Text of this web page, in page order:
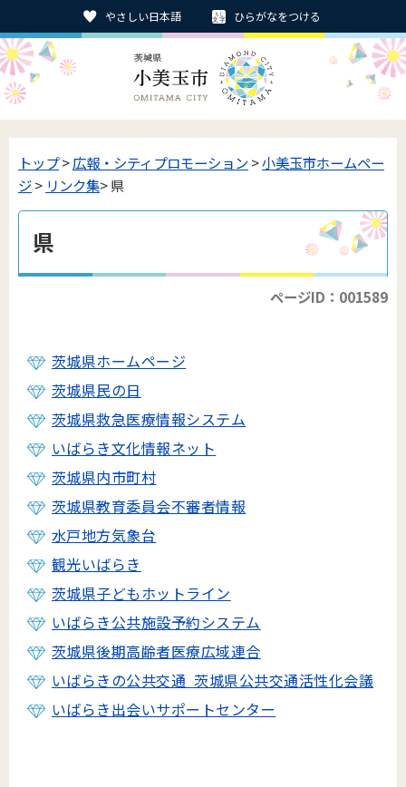
やさしい日本語 ひらがなをつける
トップ>広報・シティプロモーション>小美玉市ホームペー
ジ> リンク集> 県
県
ページID：001589
茨城県ホームページ
茨城県民の日
茨城県救急医療情報システム
いばらき文化情報ネット
茨城県内市町村
茨城県教育委員会不審者情報
水戸地方気象台
観光いばらき
茨城県子どもホットライン
いばらき公共施設予約システム
茨城県後期高齢者医療広域連合
いばらきの公共交通 茨城県公共交通活性化会議
いばらき出会いサポートセンター